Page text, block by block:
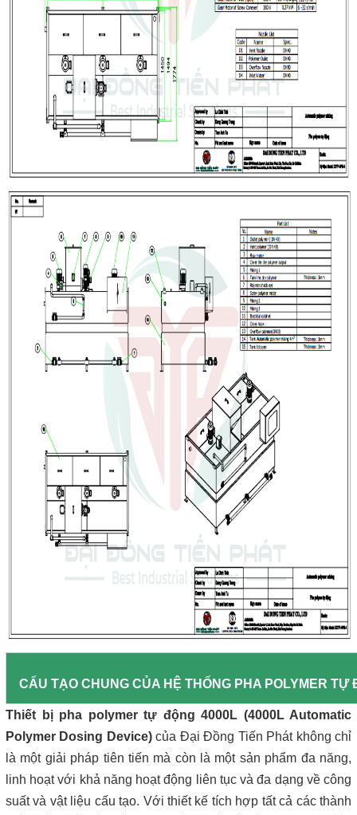
CẤU TẠO CHUNG CỦA HỆ THỐNG PHA POLYMER TỰ
Thiết bị pha polymer tự động 4000L (4000L Automatic
Polymer Dosing Device)của Đại Đồng Tiến Phát không chỉ
là một giải pháp tiên tiến mà còn là một sản phẩm đa năng,
linh hoạt với khả năng hoạt động liên tục và đa dạng về công
suất và vật liệu cấu tạo. Với thiết kế tích hợp tất cả các thành